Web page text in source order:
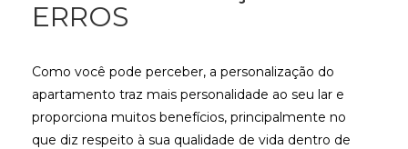
ERROS
Como você pode perceber, a personalização do
apartamento traz mais personalidade ao seu lar e
proporciona muitos benefícios, principalmente no
que diz respeito à sua qualidade de vida dentro de